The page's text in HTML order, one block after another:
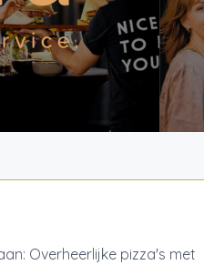
Overheerlijke pizza's met